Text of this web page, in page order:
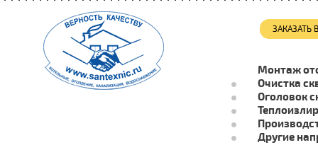
Монтаж
Очистка
Оголовок
Другие